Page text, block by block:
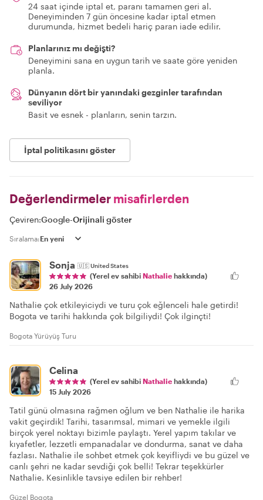
24 saat içinde iptal et, paranı tamamen geri al.
Deneyiminden 7 gün öncesine kadar iptal etmen
durumunda, hizmet bedeli hariç paran iade edilir.
Planlarınız mı değişti?
Deneyimini sana en uygun tarih ve saate göre yeniden
planla.
Dünyanın dört bir yanındaki gezginler tarafından
seviliyor
Basit ve esnek - planların, senin tarzın.
İptal politikasını göster
Değerlendirmeler misafirlerden
Çeviren:Google-Orijinali göster
Sıralama:
Sonja 🇺🇸United States
(Yerel ev sahibi Nathalie hakkında)
26 July 2026
Nathalie çok etkileyiciydi ve turu çok eğlenceli hale getirdi!
Bogota ve tarihi hakkında çok bilgiliydi! Çok ilginçti!
Bogota Yürüyüş Turu
Celina
(Yerel ev sahibi Nathalie hakkında)
15 July 2026
Tatil günü olmasına rağmen oğlum ve ben Nathalie ile harika
vakit geçirdik! Tarihi, tasarımsal, mimari ve yemekle ilgili
birçok yerel noktayı bizimle paylaştı. Yerel yapım takılar ve
kıyafetler, lezzetli empanadalar ve dondurma, sanat ve daha
fazlası. Nathalie ile sohbet etmek çok keyifliydi ve bu güzel ve
canlı şehri ne kadar sevdiği çok belli! Tekrar teşekkürler
Nathalie. Kesinlikle tavsiye edilen bir rehber!
Güzel Bogota